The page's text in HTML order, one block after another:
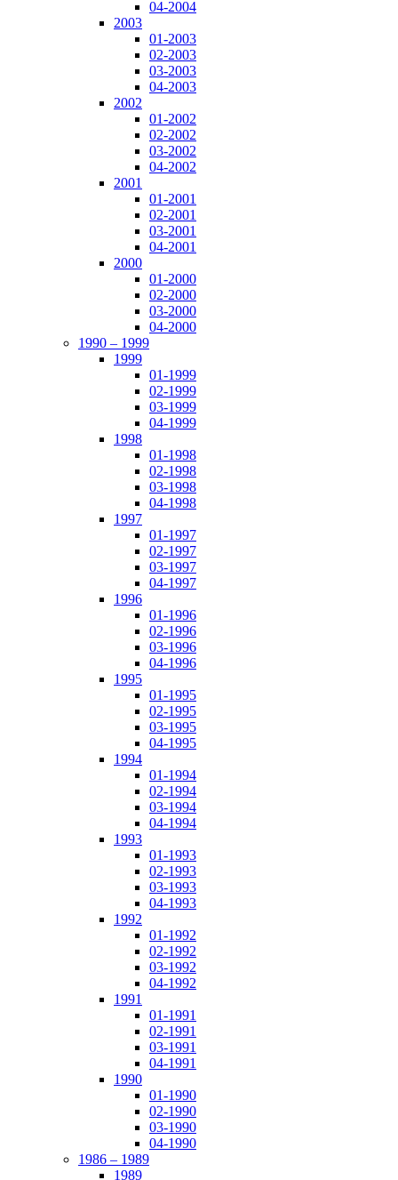
04-2004
2003
01-2003
02-2003
03-2003
04-2003
2002
01-2002
02-2002
03-2002
04-2002
2001
01-2001
02-2001
03-2001
04-2001
2000
01-2000
02-2000
03-2000
04-2000
1990 – 1999
1999
01-1999
02-1999
03-1999
04-1999
1998
01-1998
02-1998
03-1998
04-1998
1997
01-1997
02-1997
03-1997
04-1997
1996
01-1996
02-1996
03-1996
04-1996
1995
01-1995
02-1995
03-1995
04-1995
1994
01-1994
02-1994
03-1994
04-1994
1993
01-1993
02-1993
03-1993
04-1993
1992
01-1992
02-1992
03-1992
04-1992
1991
01-1991
02-1991
03-1991
04-1991
1990
01-1990
02-1990
03-1990
04-1990
1986 – 1989
1989